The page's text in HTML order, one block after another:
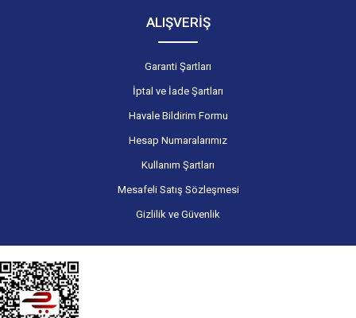
ALIŞVERİŞ
Garanti Şartları
İptal ve İade Şartları
Havale Bildirim Formu
Hesap Numaralarımız
Kullanım Şartları
Mesafeli Satış Sözleşmesi
Gizlilik ve Güvenlik